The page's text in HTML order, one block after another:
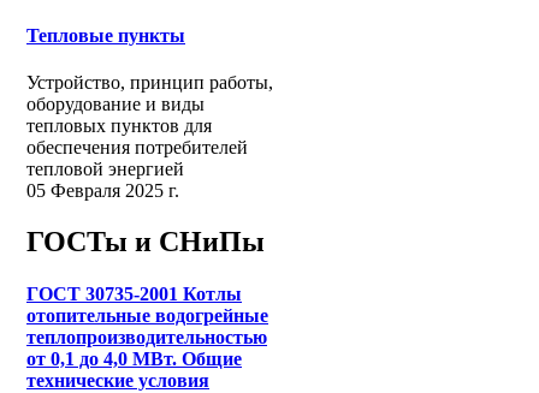
Тепловые пункты
Устройство, принцип работы,
оборудование и виды
тепловых пунктов для
обеспечения потребителей
тепловой энергией
05 Февраля 2025 г.
ГОСТы и СНиПы
ГОСТ 30735-2001 Котлы
отопительные водогрейные
теплопроизводительностью
от 0,1 до 4,0 МВт. Общие
технические условия